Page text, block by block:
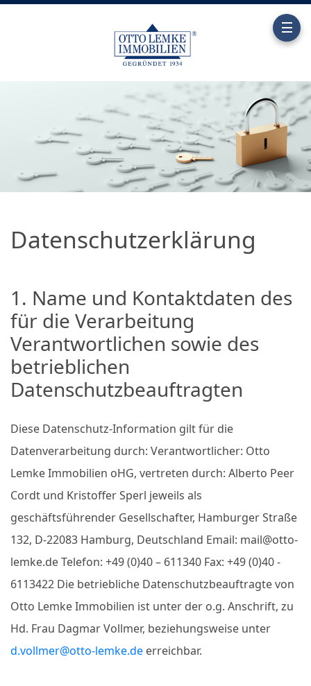
Datenschutz­erklärung
1. Name und Kontaktdaten des
für die Verarbeitung
Verantwortlichen sowie des
betrieblichen
Datenschutzbeauftragten
Diese Datenschutz-Information gilt für die
Datenverarbeitung durch: Verantwortlicher: Otto
Lemke Immobilien oHG, vertreten durch: Alberto Peer
Cordt und Kristoffer Sperl jeweils als
geschäftsführender Gesellschafter, Hamburger Straße
132, D-22083 Hamburg, Deutschland Email: mail@otto-
lemke.de Telefon: +49 (0)40 – 611340 Fax: +49 (0)40 -
6113422 Die betriebliche Datenschutzbeauftragte von
Otto Lemke Immobilien ist unter der o.g. Anschrift, zu
Hd. Frau Dagmar Vollmer, beziehungsweise unter
d.vollmer@otto-lemke.de erreichbar.